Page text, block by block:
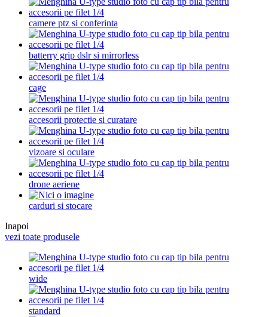
camere ptz si conferinta
batterry grip dslr si mirrorless
cage
accesorii protectie si curatare
vizoare si oculare
drone aeriene
carduri si stocare
Inapoi
vezi toate produsele
wide
standard